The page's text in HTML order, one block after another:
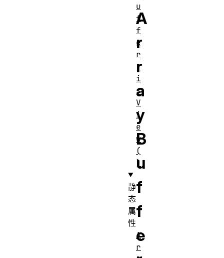
A
r
r
a
y
B
u
f
f
e
u
f
f
e
r
.
i
s
V
i
e
w
(
)
静
态
属
性
A
r